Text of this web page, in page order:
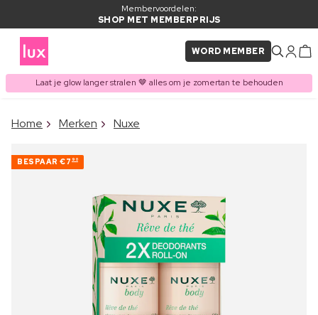
Membervoordelen:
SHOP MET MEMBERPRIJS
WORD MEMBER
Laat je glow langer stralen 🤎 alles om je zomertan te behouden
ITEM TOEGEVOEGD AAN
Home Merken Nuxe
BESPAAR €7 90